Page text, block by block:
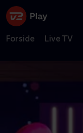
Forside Live TV